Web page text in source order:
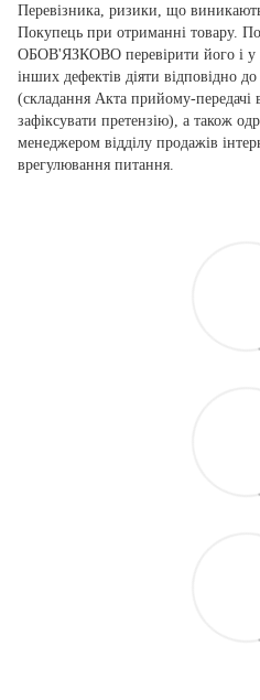
Перевізника, ризики, що
Покупець при отриманні товару.
ОБОВ'ЯЗКОВО перевірити його і у
інших дефектів діяти відповідно
(складання Акта прийому-
зафіксувати претензію), а також
менеджером відділу продажів
врегулювання питання.